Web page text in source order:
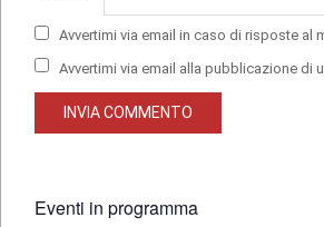
Avvertimi via email in caso di risposte al
Avvertimi via email alla pubblicazione di
Eventi in programma